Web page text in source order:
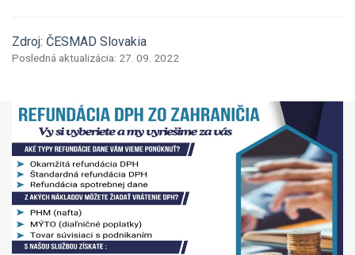
Zdroj: ČESMAD Slovakia
Posledná aktualizácia: 27. 09. 2022